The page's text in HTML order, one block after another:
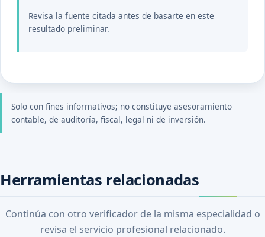
Revisa la fuente citada antes de basarte en este
resultado preliminar.
Solo con fines informativos; no constituye asesoramiento
contable, de auditoría, fiscal, legal ni de inversión.
Herramientas relacionadas
Continúa con otro verificador de la misma especialidad o
revisa el servicio profesional relacionado.